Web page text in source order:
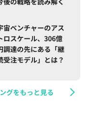
宙ベンチャーのアス
ロスケール、306億
調達の先にある「継
受注モデル」とは？
グをもっと見る